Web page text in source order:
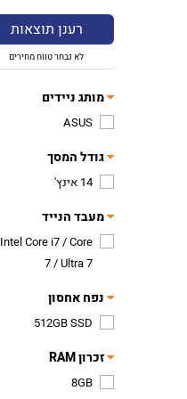
רענן תוצאות
לא נבחר טווח מחירים
מותג ניידים
ASUS
גודל המסך
14 אינץ'
מעבד הנייד
Intel Core i7 / Core
7 / Ultra 7
נפח אחסון
512GB SSD
זכרון RAM
8GB